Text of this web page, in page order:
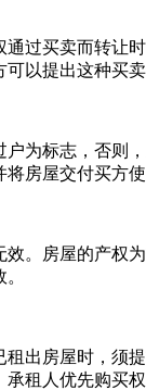
过买卖而转让
以提出这种买卖
为标志，否
房屋交付买方
。房屋的产权
出房屋时，须
租人优先购买